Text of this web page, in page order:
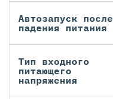
Автозапуск после
падения питания
Тип входного
питающего
напряжения